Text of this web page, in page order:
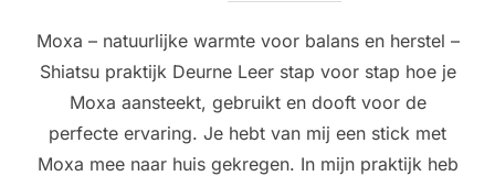
Moxa – natuurlijke warmte voor balans en herstel –
Shiatsu praktijk Deurne Leer stap voor stap hoe je
Moxa aansteekt, gebruikt en dooft voor de
perfecte ervaring. Je hebt van mij een stick met
Moxa mee naar huis gekregen. In mijn praktijk heb